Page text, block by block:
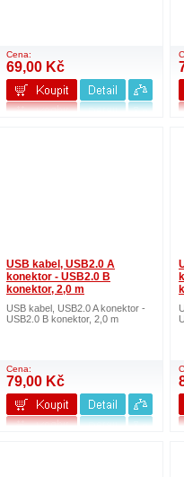
Cena:
69,00 Kč
USB kabel, USB2.0 A
konektor - USB2.0 B
konektor, 2,0 m
USB kabel, USB2.0 A konektor -
USB2.0 B konektor, 2,0 m
Cena:
79,00 Kč